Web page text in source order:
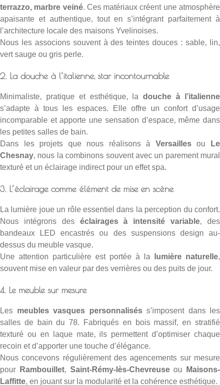
terrazzo, marbre veiné. Ces matériaux créent une atmosphère
apaisante et authentique, tout en s’intégrant parfaitement à
l’architecture locale des maisons Yvelinoises.
Nous les associons souvent à des teintes douces : sable, lin,
vert sauge ou gris perle.
2. La douche à l’italienne, star incontournable
Minimaliste, pratique et esthétique, ladouche à l’italienne
s’adapte à tous les espaces. Elle offre un confort d’usage
incomparable et apporte une sensation d’espace, même dans
les petites salles de bain.
Dans les projets que nous réalisons à Versaillesou
Le
Chesnay, nous la combinons souvent avec un parement mural
texturé et un éclairage indirect pour un effet spa.
3. L’éclairage comme élément de mise en scène
La lumière joue un rôle essentiel dans la perception du confort.
Nous intégrons des éclairages à intensité variable, des
bandeaux LED encastrés ou des suspensions design au-
dessus du meuble vasque.
Une attention particulière est portée à la
lumière naturelle,
souvent mise en valeur par des verrières ou des puits de jour.
4. Le meuble sur mesure
Les meubles vasques personnaliséss’imposent dans les
salles de bain du 78. Fabriqués en bois massif, en stratifié
texturé ou en laque mate, ils permettent d’optimiser chaque
recoin et d’apporter une touche d’élégance.
Nous concevons régulièrement des agencements sur mesure
pour
Rambouillet, Saint-Rémy-lès-Chevreuseou
Maisons-
Laffitte, en jouant sur la modularité et la cohérence esthétique.